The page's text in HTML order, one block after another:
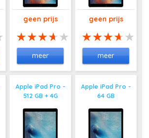
geen prijs
meer
geen prijs
meer
Apple iPad Pro -
512 GB + 4G
Apple iPad Pro -
64 GB